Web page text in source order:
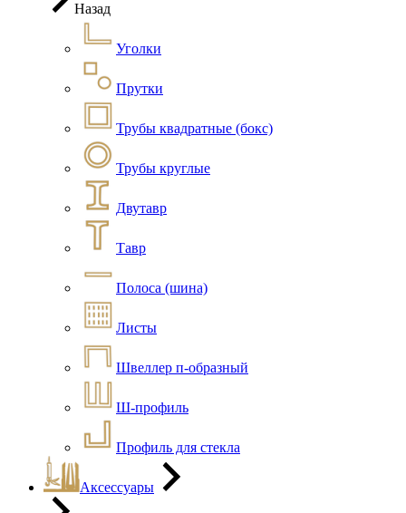
Назад
Уголки
Прутки
Трубы квадратные (бокс)
Трубы круглые
Двутавр
Тавр
Полоса (шина)
Листы
Швеллер п-образный
Ш-профиль
Профиль для стекла
Аксессуары